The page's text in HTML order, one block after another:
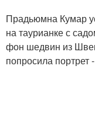
Прадьюмна Кумар
на таурианке с
фон шедвин из
попросила портрет